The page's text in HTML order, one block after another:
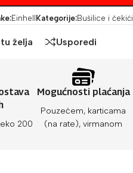
EinhellKategorije:Bušilice i čekići
želja Usporedi
200
Mogućnosti plaćanja
Pouzećem, karticama
(na rate), virmanom